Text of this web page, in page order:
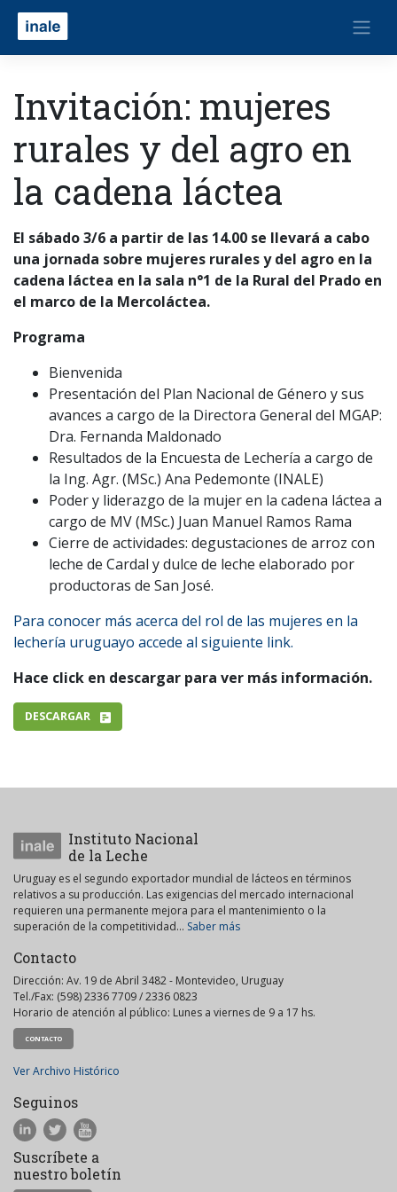
Invitación: mujeres
rurales y del agro en
la cadena láctea
El sábado 3/6 a partir de las 14.00 se llevará a cabo
una jornada sobre mujeres rurales y del agro en la
cadena láctea en la sala n°1 de la Rural del Prado en
el marco de la Mercoláctea.
Programa
Bienvenida
Presentación del Plan Nacional de Género y sus
avances a cargo de la Directora General del MGAP:
Dra. Fernanda Maldonado
Resultados de la Encuesta de Lechería a cargo de
la Ing. Agr. (MSc.) Ana Pedemonte (INALE)
Poder y liderazgo de la mujer en la cadena láctea a
cargo de MV (MSc.) Juan Manuel Ramos Rama
Cierre de actividades: degustaciones de arroz con
leche de Cardal y dulce de leche elaborado por
productoras de San José.
Para conocer más acerca del rol de las mujeres en la
lechería uruguayo accede al siguiente link.
Hace click en descargar para ver más información.
DESCARGAR
Instituto Nacional
de la Leche
Uruguay es el segundo exportador mundial de lácteos en términos
relativos a su producción. Las exigencias del mercado internacional
requieren una permanente mejora para el mantenimiento o la
superación de la competitividad... Saber más
Contacto
Dirección: Av. 19 de Abril 3482 - Montevideo, Uruguay
Tel./Fax: (598) 2336 7709 / 2336 0823
Horario de atención al público: Lunes a viernes de 9 a 17 hs.
CONTACTO
Ver Archivo Histórico
Seguinos
Suscríbete a
nuestro boletín